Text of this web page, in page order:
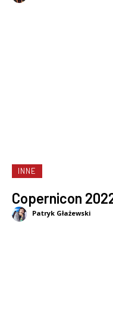
INNE
Copernicon
Patryk Głażewski